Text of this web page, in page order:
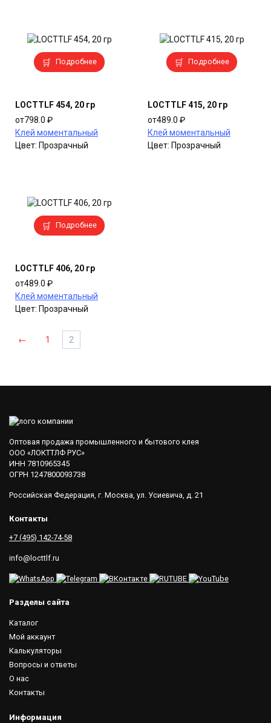
Подробнее
Этот
товар
вариаций.
можно
выбрать
LOCTTLF 454, 20 гр
от798.0 ₽
Клей моментальный
Цвет: Прозрачный
Подробнее
Этот
товар
вариаций.
можно
выбрать
LOCTTLF 415, 20 гр
от489.0 ₽
Клей моментальный
Цвет: Прозрачный
Подробнее
Этот
товар
вариаций.
можно
выбрать
странице
товара.
LOCTTLF 406, 20 гр
от489.0 ₽
Клей моментальный
Цвет: Прозрачный
← 1 2
Оптовая продажа промышленного и бытового клея
ООО «ЛОКТТЛФ РУС»
ИНН 7810965345
ОГРН 1247800093738
Российская Федерация, г. Москва, ул. Усиевича, д. 21
Контакты
+7 (495) 142-74-58
info@locttlf.ru
Разделы сайта
Каталог
Мой аккаунт
Калькуляторы
Вопросы и ответы
О нас
Контакты
Информация